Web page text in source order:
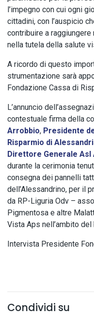
l’impegno con cui ogni
cittadini, con l’auspicio
contribuire a
nella tutela della salute
A ricordo di questo
strumentazione sarà
Fondazione Cassa di
L’annuncio
contestuale firma della
Arrobbio, Presidente
Risparmio di
Direttore Generale Asl
durante la cerimonia
consegna dei pannelli
dell’Alessandrino, per il
da RP-Liguria Odv –
Pigmentosa e altre
Vista Aps nell’ambito del
Intervista Presidente
Condividi su